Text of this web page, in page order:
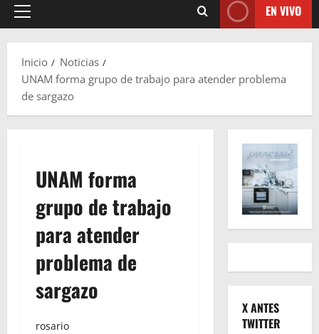
Menú
EN VIVO
Inicio
Noticias
UNAM forma grupo de trabajo para atender problema
de sargazo
UNAM forma
grupo de trabajo
para atender
problema de
sargazo
rosario
X ANTES
TWITTER